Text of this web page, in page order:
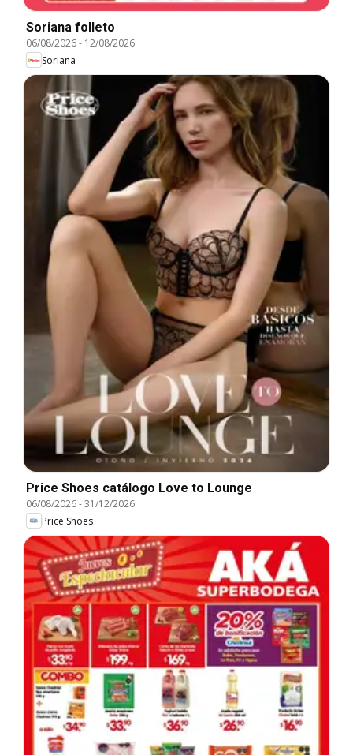
Soriana folleto
06/08/2026- 12/08/2026
Soriana
Price Shoes catálogo Love to Lounge
06/08/2026-31/12/2026
Price Shoes